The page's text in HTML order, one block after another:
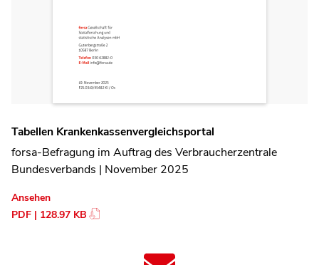
Tabellen Krankenkassenvergleichsportal
forsa-Befragung im Auftrag des Verbraucherzentrale
Bundesverbands | November 2025
Ansehen
PDF | 128.97 KB